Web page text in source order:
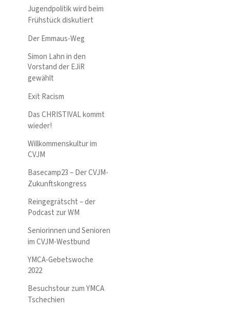
Jugendpolitik wird beim
Frühstück diskutiert
Der Emmaus-Weg
Simon Lahn in den
Vorstand der EJiR
gewählt
Exit Racism
Das CHRISTIVAL kommt
wieder!
Willkommenskultur im
CVJM
Basecamp23 – Der CVJM-
Zukunftskongress
Reingegrätscht – der
Podcast zur WM
Seniorinnen und Senioren
im CVJM-Westbund
YMCA-Gebetswoche
2022
Besuchstour zum YMCA
Tschechien